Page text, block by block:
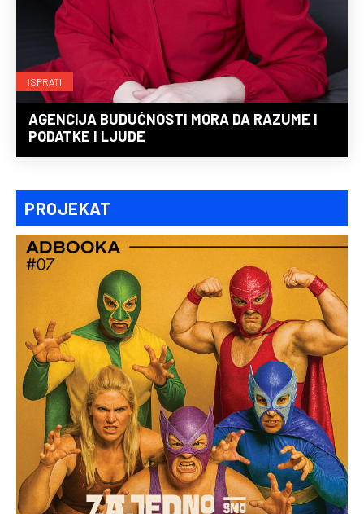
ISPRATI
AGENCIJA BUDUĆNOSTI MORA DA RAZUME I
PODATKE I LJUDE
PROJEKAT